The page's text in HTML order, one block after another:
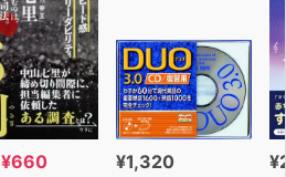
¥660 ¥1,320